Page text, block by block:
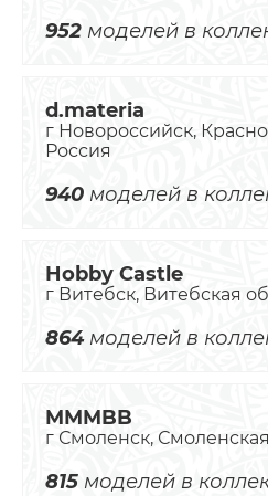
952 моделей в
d.materia
г Новороссийск,
Россия
940 моделей в
Hobby Castle
г Витебск, Витебская
864моделей в
MMMBB
г Смоленск,
815 моделей в